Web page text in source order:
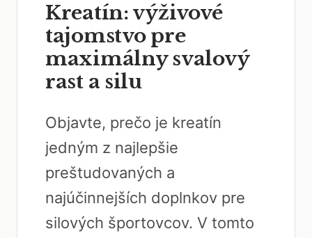
Kreatín: výživové
tajomstvo pre
maximálny svalový
rast a silu
Objavte, prečo je kreatín
jedným z najlepšie
preštudovaných a
najúčinnejších doplnkov pre
silových športovcov. V tomto